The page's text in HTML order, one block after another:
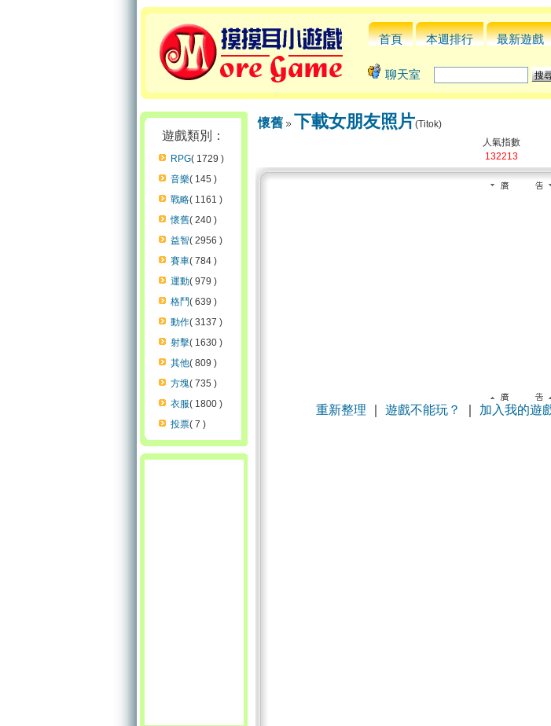
首頁 本週排行 最新遊戲
聊天室
遊戲類別：
RPG( 1729 )
音樂( 145 )
戰略( 1161 )
懷舊( 240 )
益智( 2956 )
賽車( 784 )
運動( 979 )
格鬥( 639 )
動作( 3137 )
射擊( 1630 )
其他( 809 )
方塊( 735 )
衣服( 1800 )
投票( 7 )
懷舊 下載女朋友照片(Titok)
人氣指數
132213
重新整理 遊戲不能玩？ 加入我的遊